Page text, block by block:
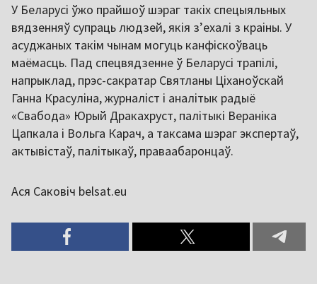
У Беларусі ўжо прайшоў шэраг такіх спецыяльных
вядзенняў супраць людзей, якія зʼехалі з краіны. У
асуджаных такім чынам могуць канфіскоўваць
маёмасць. Пад спецвядзенне ў Беларусі трапілі,
напрыклад, прэс-сакратар Святланы Ціханоўскай
Ганна Красуліна, журналіст і аналітык радыё
«Свабода» Юрый Дракахруст, палітыкі Вераніка
Цапкала і Вольга Карач, а таксама шэраг экспертаў,
актывістаў, палітыкаў, праваабаронцаў.
Ася Саковіч belsat.eu